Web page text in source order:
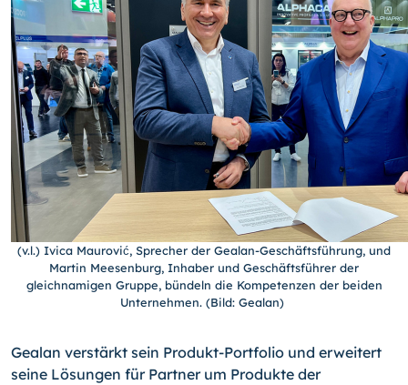
(v.l.) Ivica Maurović, Sprecher der Gealan-Geschäftsführung, und
Martin Meesenburg, Inhaber und Geschäftsführer der
gleichnamigen Gruppe, bündeln die Kompetenzen der beiden
Unternehmen. (Bild: Gealan)
Gealan verstärkt sein Produkt-Portfolio und erweitert
seine Lösungen für Partner um Produkte der